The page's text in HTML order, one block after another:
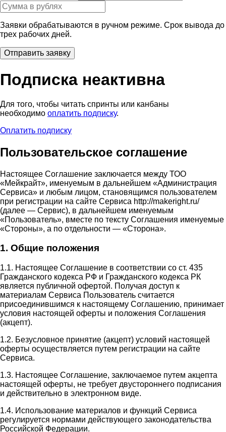
Заявки обрабатываются в ручном режиме. Срок вывода до
трех рабочих дней.
Подписка неактивна
Для того, чтобы читать спринты или канбаны
необходимо оплатить подписку.
Оплатить подписку
Пользовательское соглашение
Настоящее Соглашение заключается между ТОО
«Мейкрайт», именуемым в дальнейшем «Администрация
Сервиса» и любым лицом, становящимся пользователем
при регистрации на сайте Сервиса http://makeright.ru/
(далее — Сервис), в дальнейшем именуемым
«Пользователь», вместе по тексту Соглашения именуемые
«Стороны», а по отдельности — «Сторона».
1. Общие положения
1.1. Настоящее Соглашение в соответствии со ст. 435
Гражданского кодекса РФ и Гражданского кодекса РК
является публичной офертой. Получая доступ к
материалам Сервиса Пользователь считается
присоединившимся к настоящему Соглашению, принимает
условия настоящей оферты и положения Соглашения
(акцепт).
1.2. Безусловное принятие (акцепт) условий настоящей
оферты осуществляется путем регистрации на сайте
Сервиса.
1.3. Настоящее Соглашение, заключаемое путем акцепта
настоящей оферты, не требует двустороннего подписания
и действительно в электронном виде.
1.4. Использование материалов и функций Сервиса
регулируется нормами действующего законодательства
Российской Федерации.